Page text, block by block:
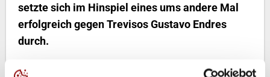
setzte sich im Hinspiel eines ums andere Mal
erfolgreich gegen Trevisos Gustavo Endres
durch.
3:2-Sätze und 101:99-Ballpunkte. Mit diesem